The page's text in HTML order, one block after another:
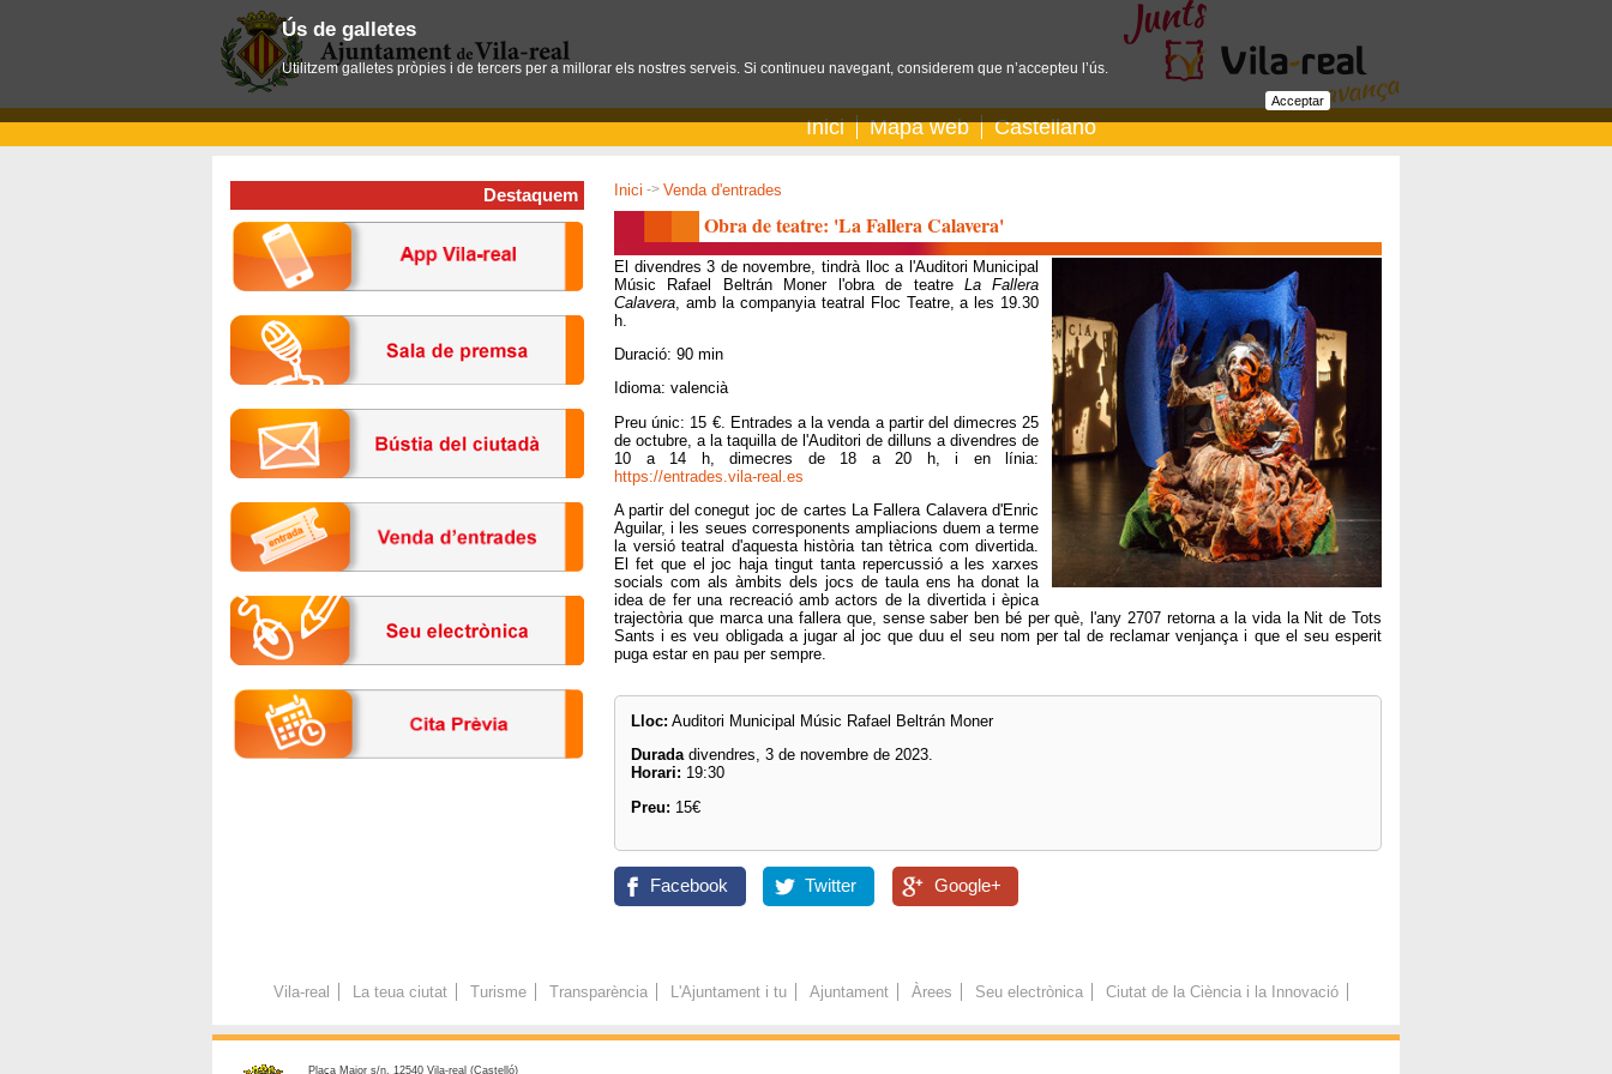
Inici Mapa web Castellano
Inici -> Venda d'entrades
Obra de teatre: 'La Fallera Calavera'
El divendres 3 de novembre, tindrà lloc a l'Auditori Municipal
Músic Rafael Beltrán Moner l'obra de teatre La Fallera
Calavera , amb la companyia teatral Floc Teatre, a les 19.30
h.
Duració: 90 min
Idioma: valencià
Preu únic: 15 €. Entrades a la venda a partir del dimecres 25
de octubre, a la taquilla de l'Auditori de dilluns a divendres de
10 a 14 h, dimecres de 18 a 20 h, i en línia:
https://entrades.vila-real.es
A partir del conegut joc de cartes La Fallera Calavera d'Enric
Aguilar, i les seues corresponents ampliacions duem a terme
la versió teatral d'aquesta història tan tètrica com divertida.
El fet que el joc haja tingut tanta repercussió a les xarxes
socials com als àmbits dels jocs de taula ens ha donat la
idea de fer una recreació amb actors de la divertida i èpica
trajectòria que marca una fallera que, sense saber ben bé per què, l'any 2707 retorna a la vida la Nit de Tots
Sants i es veu obligada a jugar al joc que duu el seu nom per tal de reclamar venjança i que el seu esperit
puga estar en pau per sempre.
Lloc: Auditori Municipal Músic Rafael Beltrán Moner
Duradadivendres, 3 de novembre de 2023.
Horari: 19:30
Preu: 15€
Facebook Twitter Google+
Destaquem
Vila-real La teua ciutat Turisme Transparència L'Ajuntament i tu Ajuntament Àrees Seu electrònica Ciutat de la Ciència i la Innovació
Plaça Major s/n. 12540 Vila-real (Castelló)
Ús de galletes
Utilitzem galletes pròpies i de tercers per a millorar els nostres serveis. Si continueu navegant, considerem que n’accepteu l’ús.
Acceptar